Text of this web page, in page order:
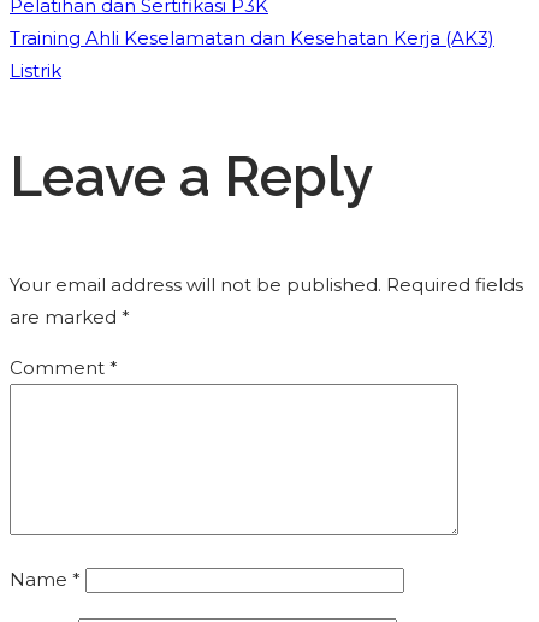
Pelatihan dan Sertifikasi P3K
Training Ahli Keselamatan dan Kesehatan Kerja (AK3)
Listrik
Leave a Reply
Your email address will not be published. Required fields
are marked *
Comment *
Name *